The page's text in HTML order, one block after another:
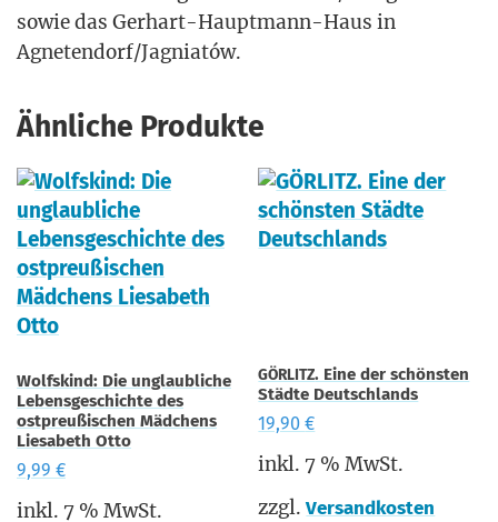
sowie das Ger­hart-Haupt­mann-Haus in
Agnetendorf/Jagniatów.
Ähnliche Produkte
Wolfskind: Die unglaubliche
Lebensgeschichte des
ostpreußischen Mädchens
Liesabeth Otto
9,99 €
inkl. 7 % MwSt.
GÖRLITZ. Eine der schönsten
Städte Deutschlands
19,90€
inkl. 7 % MwSt.
zzgl.Versandkosten